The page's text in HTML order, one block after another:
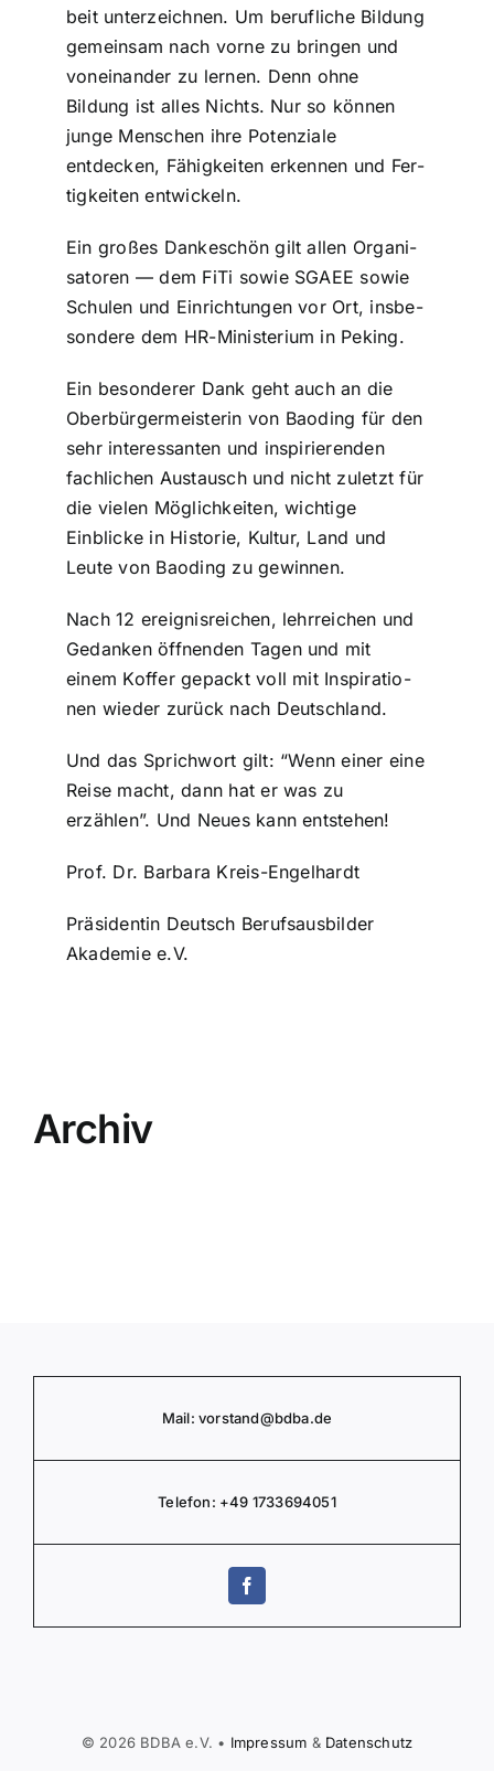
beit unter­zeich­nen. Um beruf­li­che Bildung
gemeinsam nach vorne zu bringen und
von­ein­an­der zu lernen. Denn ohne
Bildung ist alles Nichts. Nur so können
junge Menschen ihre Poten­zia­le
entdecken, Fähig­kei­ten erkennen und Fer­
tig­kei­ten ent­wi­ckeln.
Ein großes Dan­ke­schön gilt allen Orga­ni­
sa­to­ren — dem FiTi sowie SGAEE sowie
Schulen und Ein­rich­tun­gen vor Ort, ins­be­
son­de­re dem HR-Ministerium in Peking.
Ein beson­de­rer Dank geht auch an die
Ober­bür­ger­meis­te­rin von Baoding für den
sehr inter­es­san­ten und inspi­rie­ren­den
fach­li­chen Austausch und nicht zuletzt für
die vielen Mög­lich­kei­ten, wichtige
Einblicke in Historie, Kultur, Land und
Leute von Baoding zu gewinnen.
Nach 12 ereig­nis­rei­chen, lehr­rei­chen und
Gedanken öffnenden Tagen und mit
einem Koffer gepackt voll mit Inspi­ra­tio­
nen wieder zurück nach Deutsch­land.
Und das Sprich­wort gilt: “Wenn einer eine
Reise macht, dann hat er was zu
erzählen”. Und Neues kann entstehen!
Prof. Dr. Barbara Kreis-Engelhardt
Prä­si­den­tin Deutsch Berufs­aus­bil­der
Akademie e.V.
Archiv
Mail:vorstand@bdba.de
Telefon: +49 1733694051
© 2026 BDBA e.V. • Impressum & Daten­schutz